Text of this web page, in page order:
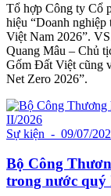
Tổ hợp Công ty Cổ
hiệu “Doanh
Việt Nam 2026”.
Quang Mâu – Chủ
Gốm Đất Việt cũng
Net Zero 2026”.
Sự kiện - 09/07/
Bộ Công
trong nước quý